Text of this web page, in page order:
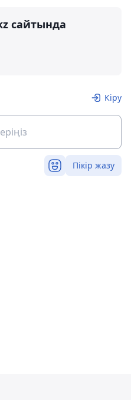
сайтында
Кіру
Пікір жазу